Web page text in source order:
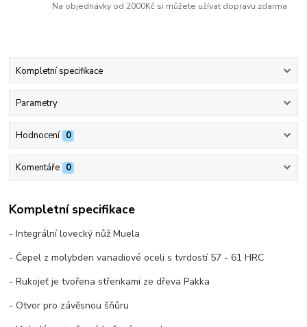
Na objednávky od 2000Kč si můžete užívat dopravu zdarma
Kompletní specifikace
Parametry
Hodnocení 0
Komentáře 0
Kompletní specifikace
- Integrální lovecký nůž Muela
- Čepel z molybden vanadiové oceli s tvrdostí 57 - 61 HRC
- Rukojeť je tvořena střenkami ze dřeva Pakka
- Otvor pro závěsnou šňůru